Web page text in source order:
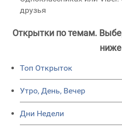
друзья
Открытки по темам.
ниже
Топ Открыток
Утро, День, Вечер
Дни Недели